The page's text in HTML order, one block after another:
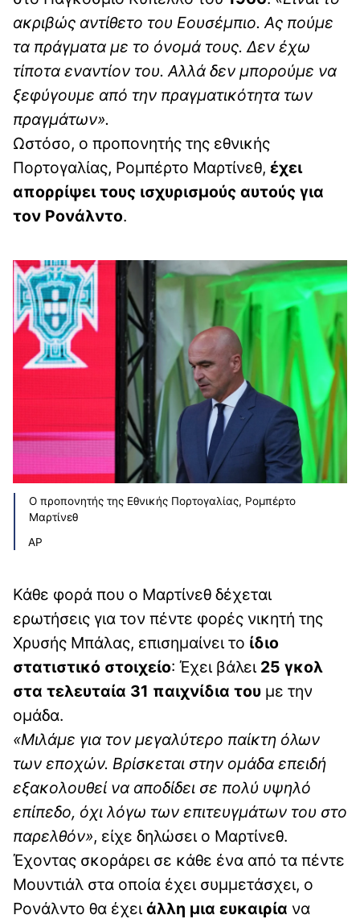
ακριβώς αντίθετο του Εουσέμπιο. Ας πούμε
τα πράγματα με το όνομά τους. Δεν έχω
τίποτα εναντίον του. Αλλά δεν μπορούμε να
ξεφύγουμε από την πραγματικότητα των
πραγμάτων».
Ωστόσο, ο προπονητής της εθνικής
Πορτογαλίας, Ρομπέρτο Μαρτίνεθ, έχει
απορρίψει τους ισχυρισμούς αυτούς για
τον Ρονάλντο.
Ο προπονητής της Εθνικής Πορτογαλίας, Ρομπέρτο
Μαρτίνεθ
AP
Κάθε φορά που ο Μαρτίνεθ δέχεται
ερωτήσεις για τον πέντε φορές νικητή της
Χρυσής Μπάλας, επισημαίνει το ίδιο
στατιστικό στοιχείο: Έχει βάλει 25 γκολ
στα τελευταία 31 παιχνίδια του με την
ομάδα.
«Μιλάμε για τον μεγαλύτερο παίκτη όλων
των εποχών. Βρίσκεται στην ομάδα επειδή
εξακολουθεί να αποδίδει σε πολύ υψηλό
επίπεδο, όχι λόγω των επιτευγμάτων του στο
παρελθόν», είχε δηλώσει ο Μαρτίνεθ.
Έχοντας σκοράρει σε κάθε ένα από τα πέντε
Μουντιάλ στα οποία έχει συμμετάσχει, ο
Ρονάλντο θα έχει άλλη μια ευκαιρία να